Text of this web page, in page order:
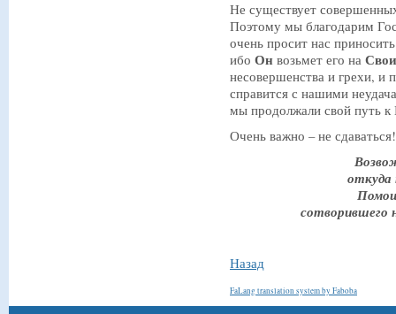
Не существует
Поэтому мы благодарим
очень просит нас
ибо Он возьмет его на
несовершенства и грехи, и
справится с нашими
мы продолжали свой путь
Очень важно – не сдаваться!
Назад
FaLang translation system by Faboba